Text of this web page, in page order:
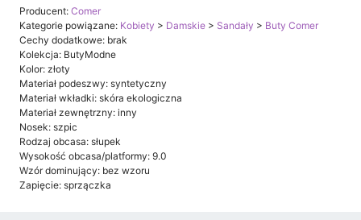
Producent: Comer
Kategorie powiązane: Kobiety > Damskie > Sandały > Buty Comer
Cechy dodatkowe: brak
Kolekcja: ButyModne
Kolor: złoty
Materiał podeszwy: syntetyczny
Materiał wkładki: skóra ekologiczna
Materiał zewnętrzny: inny
Nosek: szpic
Rodzaj obcasa: słupek
Wysokość obcasa/platformy: 9.0
Wzór dominujący: bez wzoru
Zapięcie: sprzączka